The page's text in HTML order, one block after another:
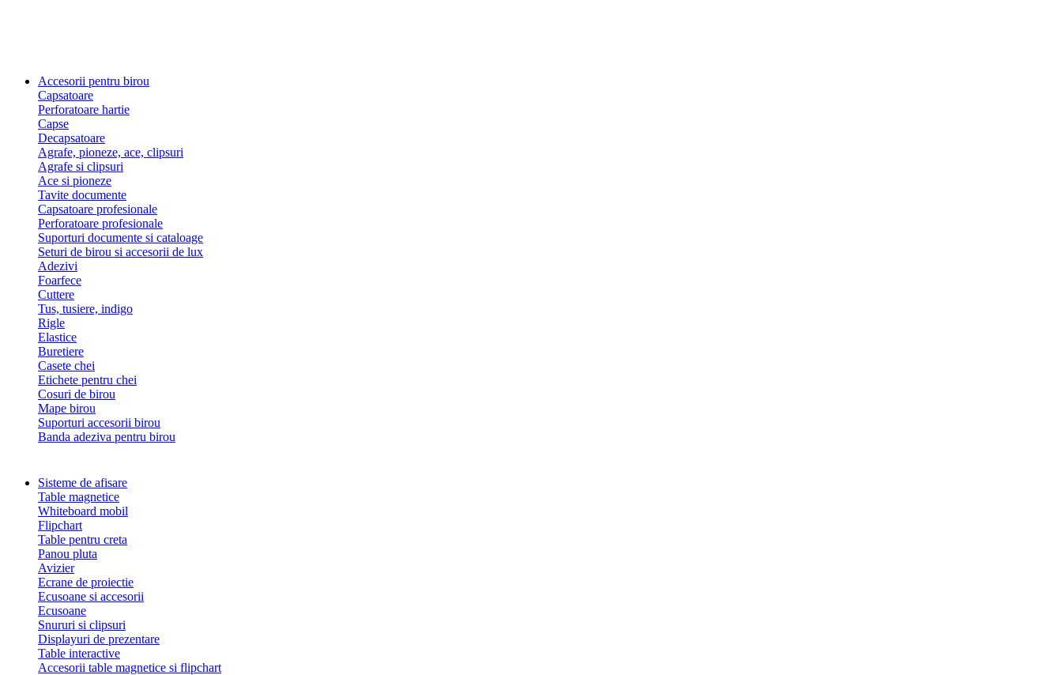
Accesorii pentru birou
Capsatoare
Perforatoare hartie
Capse
Decapsatoare
Agrafe, pioneze, ace, clipsuri
Agrafe si clipsuri
Ace si pioneze
Tavite documente
Capsatoare profesionale
Perforatoare profesionale
Suporturi documente si cataloage
Seturi de birou si accesorii de lux
Adezivi
Foarfece
Cuttere
Tus, tusiere, indigo
Rigle
Elastice
Buretiere
Casete chei
Etichete pentru chei
Cosuri de birou
Mape birou
Suporturi accesorii birou
Banda adeziva pentru birou
Sisteme de afisare
Table magnetice
Whiteboard mobil
Flipchart
Table pentru creta
Panou pluta
Avizier
Ecrane de proiectie
Ecusoane si accesorii
Ecusoane
Snururi si clipsuri
Displayuri de prezentare
Table interactive
Accesorii table magnetice si flipchart